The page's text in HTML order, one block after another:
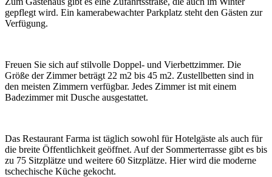
gepflegt wird. Ein kamerabewachter Parkplatz steht den Gästen zur
Verfügung.
Freuen Sie sich auf stilvolle Doppel- und Vierbettzimmer. Die
Größe der Zimmer beträgt 22 m2 bis 45 m2. Zustellbetten sind in
den meisten Zimmern verfügbar. Jedes Zimmer ist mit einem
Badezimmer mit Dusche ausgestattet.
Das Restaurant Farma ist täglich sowohl für Hotelgäste als auch für
die breite Öffentlichkeit geöffnet. Auf der Sommerterrasse gibt es bis
zu 75 Sitzplätze und weitere 60 Sitzplätze. Hier wird die moderne
tschechische Küche gekocht.